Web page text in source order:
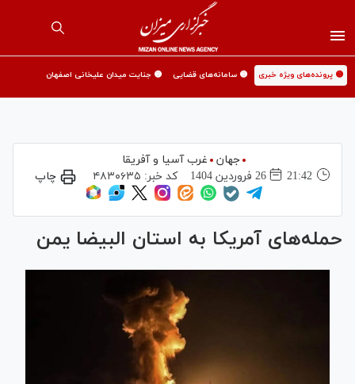
🟡 پرونده‌های ویژه خبری 🟡 سامانه‌های قضایی 🟡 جنایت میدان علیخانی اصفهان
جهان
غرب آسیا و آفریقا
21:42
26 فروردين 1404 کد خبر: ۴۸۳۰۶۳۵ چاپ
حمله‌های آمریکا به استان البیضا یمن